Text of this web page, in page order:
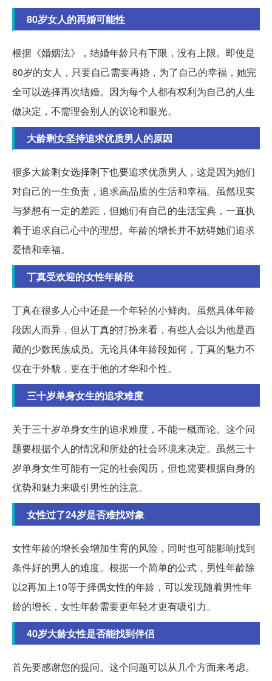
80岁女人的再婚可能性
根据《婚姻法》，结婚年龄只有下限，没有上限。即使是
80岁的女人，只要自己需要再婚，为了自己的幸福，她完
全可以选择再次结婚。因为每个人都有权利为自己的人生
做决定，不需理会别人的议论和眼光。
大龄剩女坚持追求优质男人的原因
很多大龄剩女选择剩下也要追求优质男人，这是因为她们
对自己的一生负责，追求高品质的生活和幸福。虽然现实
与梦想有一定的差距，但她们有自己的生活宝典，一直执
着于追求自己心中的理想。年龄的增长并不妨碍她们追求
爱情和幸福。
丁真受欢迎的女性年龄段
丁真在很多人心中还是一个年轻的小鲜肉。虽然具体年龄
段因人而异，但从丁真的打扮来看，有些人会以为他是西
藏的少数民族成员。无论具体年龄段如何，丁真的魅力不
仅在于外貌，更在于他的才华和个性。
三十岁单身女生的追求难度
关于三十岁单身女生的追求难度，不能一概而论。这个问
题要根据个人的情况和所处的社会环境来决定。虽然三十
岁单身女生可能有一定的社会阅历，但也需要根据自身的
优势和魅力来吸引男性的注意。
女性过了24岁是否难找对象
女性年龄的增长会增加生育的风险，同时也可能影响找到
条件好的男人的难度。根据一个简单的公式，男性年龄除
以2再加上10等于择偶女性的年龄，可以发现随着男性年
龄的增长，女性年龄需要更年轻才更有吸引力。
40岁大龄女性是否能找到伴侣
首先要感谢您的提问。这个问题可以从几个方面来考虑。